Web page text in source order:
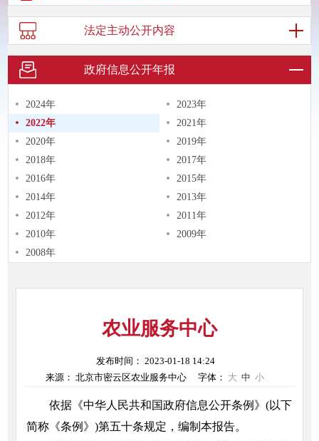
法定主动公开内容
政府信息公开年报
2024年
2023年
2022年
2021年
2020年
2019年
2018年
2017年
2016年
2015年
2014年
2013年
2012年
2011年
2010年
2009年
2008年
农业服务中心
发布时间： 2023-01-18 14:24
来源： 北京市密云区农业服务中心
字体： 大 中 小
依据《中华人民共和国政府信息公开条例》(以下
简称《条例》)第五十条规定，编制本报告。